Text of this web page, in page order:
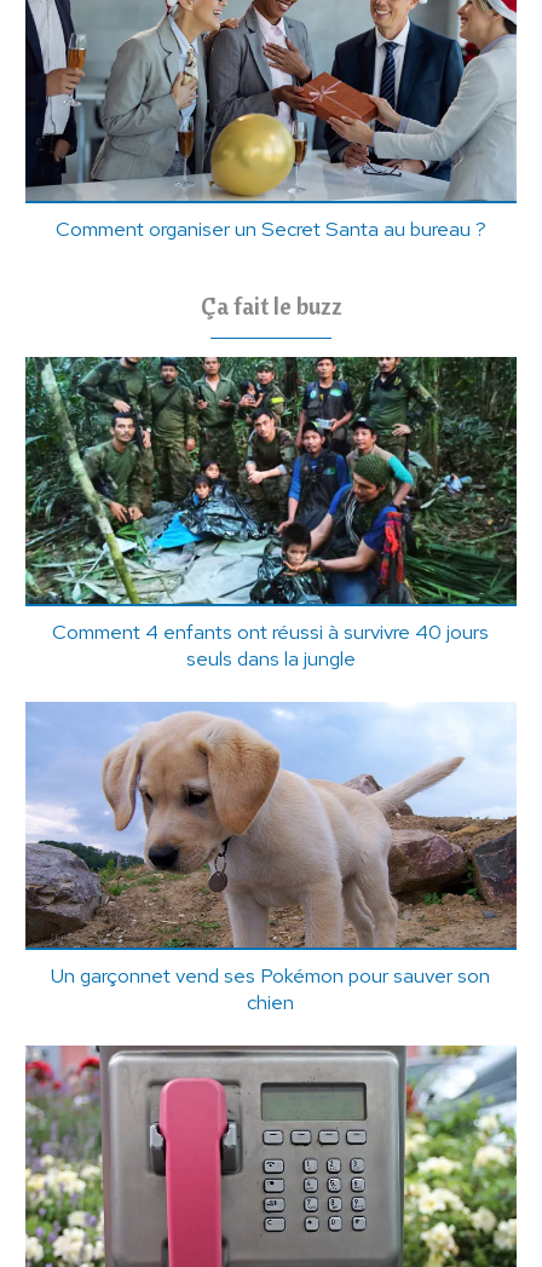
Comment organiser un Secret Santa au bureau ?
Ça fait le buzz
Comment 4 enfants ont réussi à survivre 40 jours
seuls dans la jungle
Un garçonnet vend ses Pokémon pour sauver son
chien